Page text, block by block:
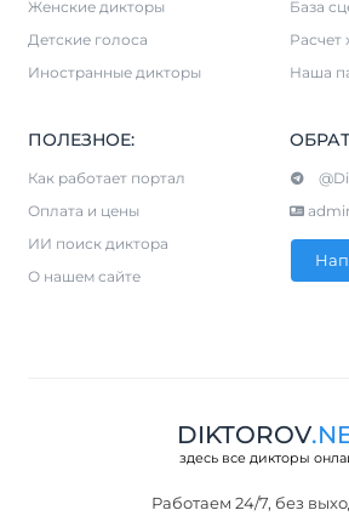
Женские дикторы
Детские голоса
Иностранные дикторы
База
Расчет
Наша
ПОЛЕЗНОЕ:
Как работает портал
Оплата и цены
ИИ поиск диктора
О нашем сайте
DIKTOROV
здесь все дикторы
Работаем 24/7, без